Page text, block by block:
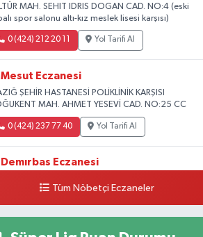
MAH. SEHIT IDRIS DOGAN CAD. NO:4 (eski
spor salonu altı-kız meslek lisesi karşısı)
0 (424) 212 20 11 Yol Tarifi Al
Mesut Eczanesi
ŞEHİR HASTANESİ POLİKLİNİK KARŞISI
MAH. AHMET YESEVİ CAD. NO:25 CC
0 (424) 237 77 40 Yol Tarifi Al
Demırbas Eczanesi
Tüm Nöbetçi Eczaneler